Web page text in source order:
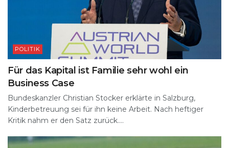
POLITIK
Für das Kapital ist Familie sehr wohl ein
Business Case
Bundeskanzler Christian Stocker erklärte in Salzburg,
Kinderbetreuung sei für ihn keine Arbeit. Nach heftiger
Kritik nahm er den Satz zurück....